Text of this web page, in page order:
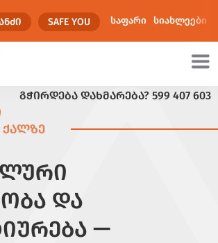
SAFE YOU საფარი სიახლეები
ᲒᲭᲘᲠᲓᲔᲑᲐ ᲓᲐᲮᲛᲐᲠᲔᲑᲐ? 599 407 603
ᲓᲐ
—